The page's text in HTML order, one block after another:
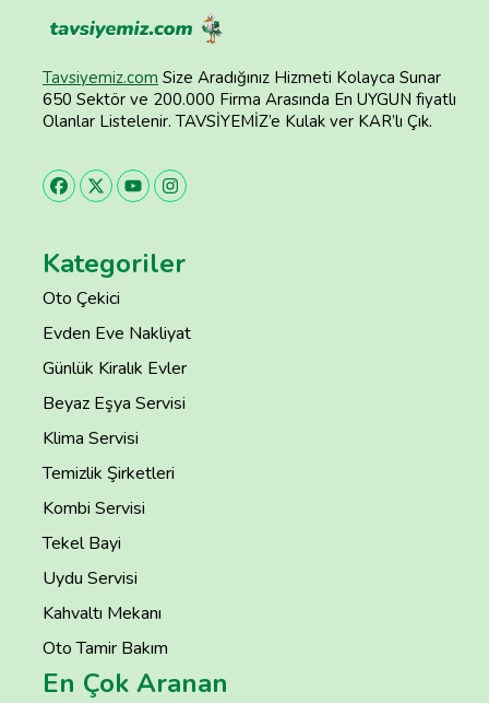
Tavsiyemiz.com Size Aradığınız Hizmeti Kolayca Sunar
650 Sektör ve 200.000 Firma Arasında En UYGUN fiyatlı
Olanlar Listelenir. TAVSİYEMİZ’e Kulak ver KAR’lı Çık.
Kategoriler
Oto Çekici
Evden Eve Nakliyat
Günlük Kiralık Evler
Beyaz Eşya Servisi
Klima Servisi
Temizlik Şirketleri
Kombi Servisi
Tekel Bayi
Uydu Servisi
Kahvaltı Mekanı
Oto Tamir Bakım
En Çok Aranan